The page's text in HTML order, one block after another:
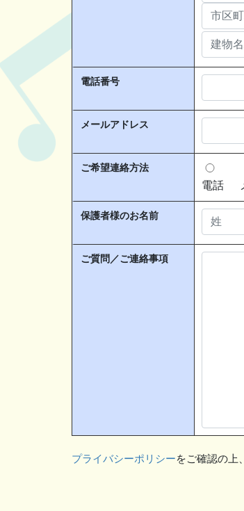
電話番号
メールアドレス
ご希望連絡方法
電話
保護者様のお名前
ご質問／ご連絡事項
プライバシーポリシーをご確認の上